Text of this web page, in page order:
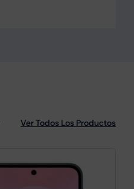
Ver Todos Los Productos